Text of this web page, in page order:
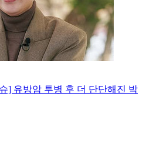
] 유방암 투병 후 더 단단해진 박